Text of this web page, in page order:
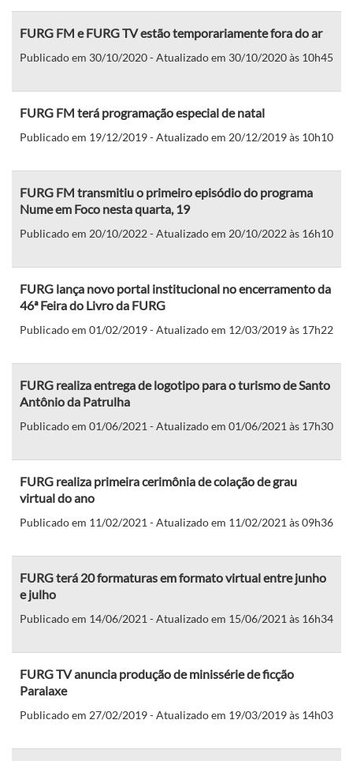
FURG FM e FURG TV estão temporariamente fora do ar
Publicado em 30/10/2020 - Atualizado em 30/10/2020 às 10h45
FURG FM terá programação especial de natal
Publicado em 19/12/2019 - Atualizado em 20/12/2019 às 10h10
FURG FM transmitiu o primeiro episódio do programa
Nume em Foco nesta quarta, 19
Publicado em 20/10/2022 - Atualizado em 20/10/2022 às 16h10
FURG lança novo portal institucional no encerramento da
46ª Feira do Livro da FURG
Publicado em 01/02/2019 - Atualizado em 12/03/2019 às 17h22
FURG realiza entrega de logotipo para o turismo de Santo
Antônio da Patrulha
Publicado em 01/06/2021 - Atualizado em 01/06/2021 às 17h30
FURG realiza primeira cerimônia de colação de grau
virtual do ano
Publicado em 11/02/2021 - Atualizado em 11/02/2021 às 09h36
FURG terá 20 formaturas em formato virtual entre junho
e julho
Publicado em 14/06/2021 - Atualizado em 15/06/2021 às 16h34
FURG TV anuncia produção de minissérie de ficção
Paralaxe
Publicado em 27/02/2019 - Atualizado em 19/03/2019 às 14h03